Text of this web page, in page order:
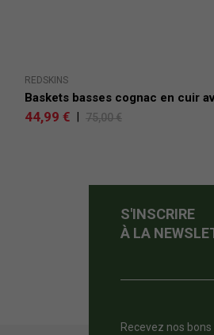
REDSKINS
Baskets basses cognac en cuir
44,99 € 75,00 €
S'INSCRIRE
À LA
Recevez nos